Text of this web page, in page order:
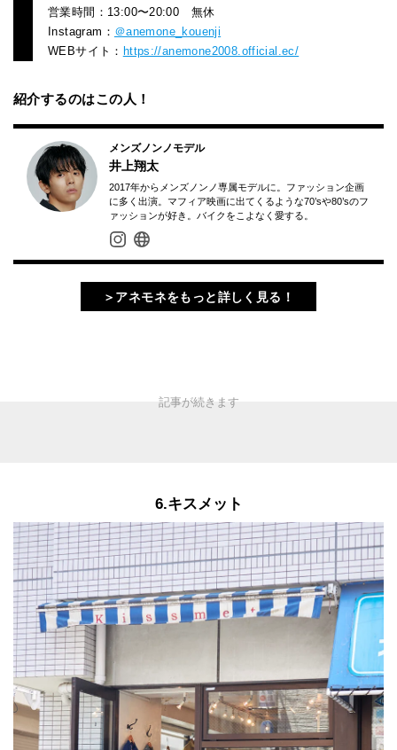
営業時間：13:00〜20:00 無休
Instagram： ＠anemone_kouenji
WEBサイト： https://anemone2008.official.ec/
紹介するのはこの人！
メンズノンノモデル
井上翔太
2017年からメンズノンノ専属モデルに。ファッション企画
に多く出演。マフィア映画に出てくるような70’sや80’sのフ
ァッションが好き。バイクをこよなく愛する。
＞アネモネをもっと詳しく見る！
6.キスメット